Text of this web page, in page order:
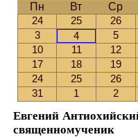
Пн
Вт Ср
24
25 26
3
4 5
10
11 12
17
18 19
24
25 26
31
1 2
Евгений
священномученик